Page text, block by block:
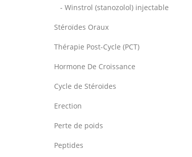
- Winstrol (stanozolol) injectable
Stéroïdes Oraux
Thérapie Post-Cycle (PCT)
Hormone De Croissance
Cycle de Stéroïdes
Erection
Perte de poids
Peptides